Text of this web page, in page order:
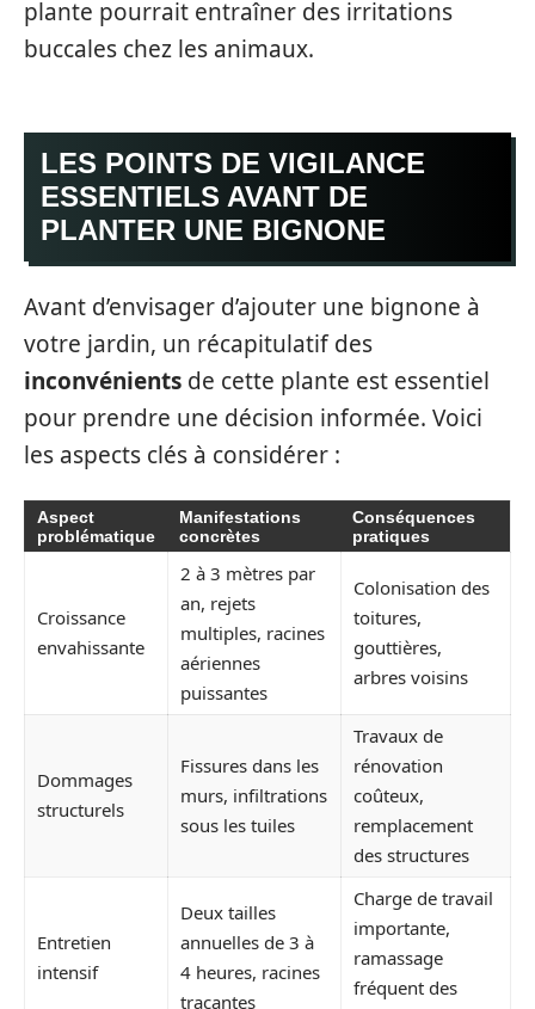
plante pourrait entraîner des irritations
buccales chez les animaux.
LES POINTS DE VIGILANCE
ESSENTIELS AVANT DE
PLANTER UNE BIGNONE
Avant d’envisager d’ajouter une bignone à
votre jardin, un récapitulatif des
inconvénients de cette plante est essentiel
pour prendre une décision informée. Voici
les aspects clés à considérer :
Aspect
problématique
Manifestations
concrètes
Conséquences
pratiques
Croissance
envahissante
2 à 3 mètres par
an, rejets
multiples, racines
aériennes
puissantes
Colonisation des
toitures,
gouttières,
arbres voisins
Dommages
structurels
Fissures dans les
murs, infiltrations
sous les tuiles
Travaux de
rénovation
coûteux,
remplacement
des structures
Entretien
intensif
Deux tailles
annuelles de 3 à
4 heures, racines
traçantes
Charge de travail
importante,
ramassage
fréquent des